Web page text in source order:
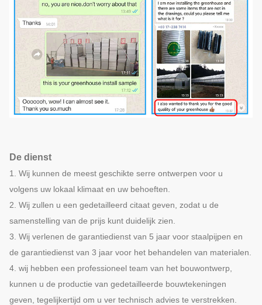
De dienst
1. Wij kunnen de meest geschikte serre ontwerpen voor u
volgens uw lokaal klimaat en uw behoeften.
2. Wij zullen u een gedetailleerd citaat geven, zodat u de
samenstelling van de prijs kunt duidelijk zien.
3. Wij verlenen de garantiedienst van 5 jaar voor staalpijpen en
de garantiedienst van 3 jaar voor het behandelen van materialen.
4. wij hebben een professioneel team van het bouwontwerp,
kunnen u de productie van gedetailleerde bouwtekeningen
geven, tegelijkertijd om u ver technisch advies te verstrekken.